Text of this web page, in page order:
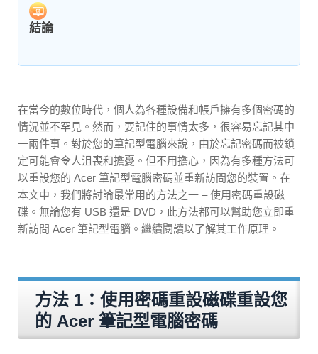
結論
在當今的數位時代，個人為各種設備和帳戶擁有多個密碼的
情況並不罕見。然而，要記住的事情太多，很容易忘記其中
一兩件事。對於您的筆記型電腦來說，由於忘記密碼而被鎖
定可能會令人沮喪和擔憂。但不用擔心，因為有多種方法可
以重設您的 Acer 筆記型電腦密碼並重新訪問您的裝置。在
本文中，我們將討論最常用的方法之一 – 使用密碼重設磁
碟。無論您有 USB 還是 DVD，此方法都可以幫助您立即重
新訪問 Acer 筆記型電腦。繼續閱讀以了解其工作原理。
方法 1：使用密碼重設磁碟重設您
的 Acer 筆記型電腦密碼